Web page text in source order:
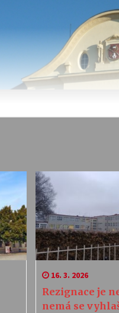
16. 3. 2026
Rezignace je
nemá se